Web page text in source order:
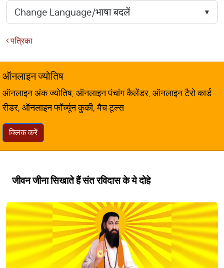
पत्रिका
ऑनलाइन ज्योतिष
ऑनलाइन अंक ज्योतिष, ऑनलाइन पंचांग कैलेंडर, ऑनलाइन टैरो कार्ड
रीडर, ऑनलाइन फॉर्च्यून कुकी, मैच टूल्स
क्लिक करें
जीवन जीना सिखाते हैं संत रविदास के ये दोहे